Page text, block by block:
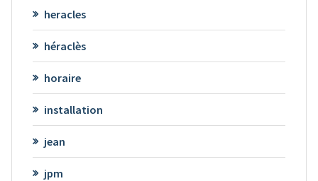
heracles
héraclès
horaire
installation
jean
jpm